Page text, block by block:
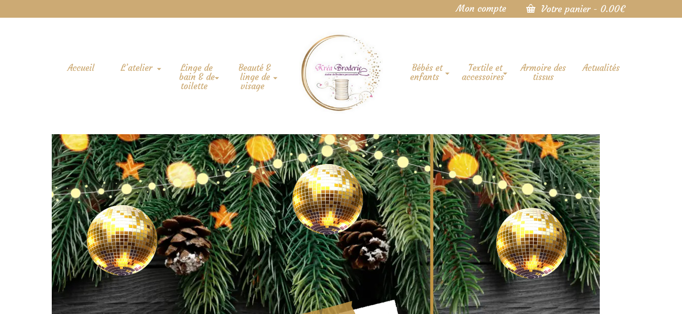
Mon compte Votre panier - 0.00€
Accueil L’atelier
Linge de
bain & de
toilette
Beauté &
linge de
visage
Bébés et
enfants
Textile et
accessoires
Armoire des
tissus
Actualités